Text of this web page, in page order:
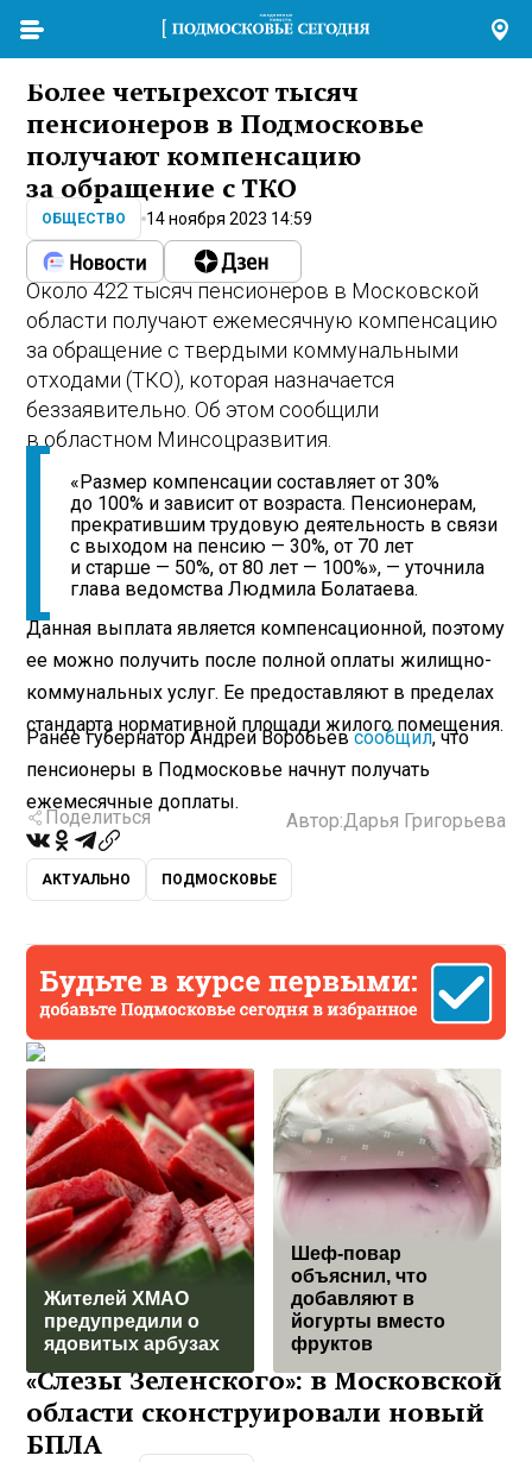
Более четырехсот тысяч
пенсионеров в Подмосковье
получают компенсацию
за обращение с ТКО
ОБЩЕСТВО 14 ноября 2023 14:59
Около 422 тысяч пенсионеров в Московской
области получают ежемесячную компенсацию
за обращение с твердыми коммунальными
отходами (ТКО), которая назначается
беззаявительно. Об этом сообщили
в областном Минсоцразвития.
«Размер компенсации составляет от 30%
до 100% и зависит от возраста. Пенсионерам,
прекратившим трудовую деятельность в связи
с выходом на пенсию — 30%, от 70 лет
и старше — 50%, от 80 лет — 100%», — уточнила
глава ведомства Людмила Болатаева.
Данная выплата является компенсационной, поэтому
ее можно получить после полной оплаты жилищно-
коммунальных услуг. Ее предоставляют в пределах
стандарта нормативной площади жилого помещения.
Ранее губернатор Андрей Воробьевсообщил, что
пенсионеры в Подмосковье начнут получать
ежемесячные доплаты.
Поделиться Автор:Дарья Григорьева
АКТУАЛЬНО ПОДМОСКОВЬЕ
Жителей ХМАО
предупредили о
ядовитых арбузах
Шеф-повар
объяснил, что
добавляют в
йогурты вместо
фруктов
«Слезы Зеленского»: в Московской
области сконструировали новый
БПЛА